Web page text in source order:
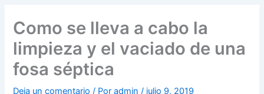
Como se lleva a cabo la
limpieza y el vaciado de una
fosa séptica
Deja un comentario / Poradmin/ julio 9, 2019